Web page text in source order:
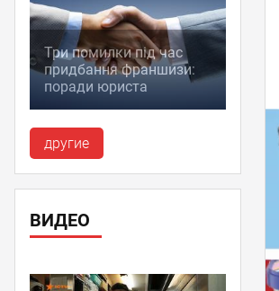
Три помилки під час
придбання франшизи:
поради юриста
другие
ВИДЕО